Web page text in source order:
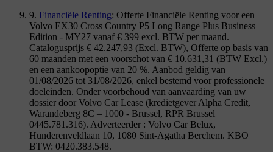
9. Financiële Renting: Offerte Financiële Renting voor een
Volvo EX30 Cross Country P5 Long Range Plus Business
Edition - MY27 vanaf € 399 excl. BTW per maand.
Catalogusprijs € 42.247,93 (Excl. BTW), Offerte op basis van
60 maanden met een voorschot van € 10.631,31 (BTW Excl.)
en een aankoopoptie van 20 %. Aanbod geldig van
01/08/2026 tot 31/08/2026, enkel bestemd voor professionele
doeleinden. Onder voorbehoud van aanvaarding van uw
dossier door Volvo Car Lease (kredietgever Alpha Credit,
Warandeberg 8C – 1000 - Brussel, RPR Brussel
0445.781.316). Adverteerder : Volvo Car Belux,
Hunderenveldlaan 10, 1080 Sint-Agatha Berchem. KBO
BTW: 0420.383.548.